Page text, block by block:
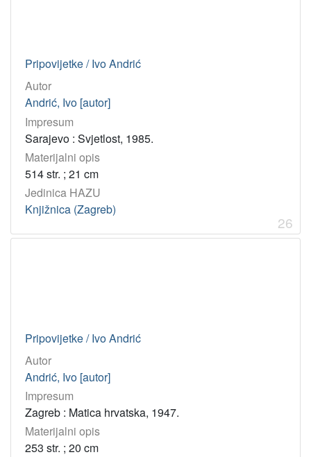
Pripovijetke / Ivo Andrić
Autor
Andrić, Ivo [autor]
Impresum
Sarajevo : Svjetlost, 1985.
Materijalni opis
514 str. ; 21 cm
Jedinica HAZU
Knjižnica (Zagreb)
26
Pripovijetke / Ivo Andrić
Autor
Andrić, Ivo [autor]
Impresum
Zagreb : Matica hrvatska, 1947.
Materijalni opis
253 str. ; 20 cm